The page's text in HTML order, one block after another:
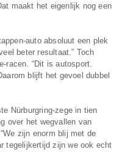
maakt het eigenlijk nog een
auto absoluut een plek
beter resultaat.” Toch
racen. “Dit is autosport.
blijft het gevoel dubbel
Nürburgring-zege in tien
over het wegvallen van
zijn enorm blij met de
tegelijkertijd zijn we ook echt